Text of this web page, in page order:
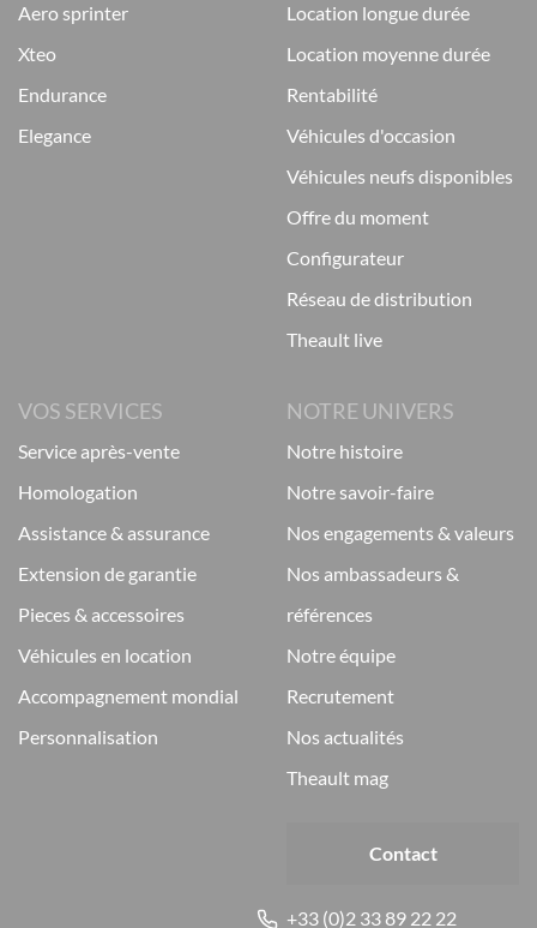
aero sprinter
xteo
endurance
elegance
location longue durée
location moyenne durée
rentabilité
véhicules d'occasion
véhicules neufs disponibles
offre du moment
configurateur
réseau de distribution
theault live
VOS SERVICES
service après-vente
homologation
assistance & assurance
extension de garantie
pieces & accessoires
véhicules en location
accompagnement mondial
personnalisation
NOTRE UNIVERS
notre histoire
notre savoir-faire
nos engagements & valeurs
nos ambassadeurs &
références
notre équipe
recrutement
nos actualités
theault mag
Contact
+33 (0)2 33 89 22 22